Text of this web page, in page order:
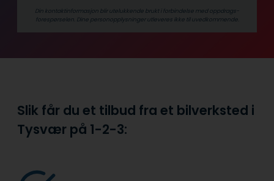
Din kontaktinformasjon blir utelukkende brukt i forbindelse med oppdrags­
forespørselen. Dine person­­opplysninger utleveres ikke til uvedkommende.
Slik får du et tilbud fra et bilverksted i
Tysvær på 1-2-3: